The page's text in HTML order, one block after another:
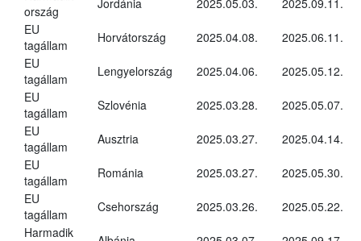
ország
Jordánia 2025.05.03.
2025.09.11.
EU
tagállam
Horvátország 2025.04.08.
2025.06.11.
EU
tagállam
Lengyelország 2025.04.06.
2025.05.12.
EU
tagállam
Szlovénia 2025.03.28.
2025.05.07.
EU
tagállam
Ausztria 2025.03.27.
2025.04.14.
EU
tagállam
Románia 2025.03.27.
2025.05.30.
EU
tagállam
Csehország 2025.03.26.
2025.05.22.
Harmadik